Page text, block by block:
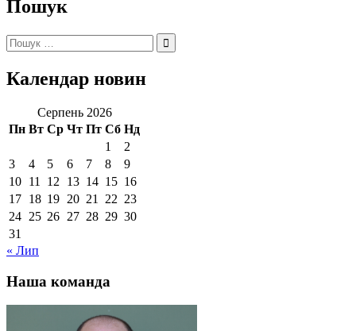
Пошук
Пошук:
Календар новин
Серпень 2026
Пн Вт Ср Чт Пт Сб Нд
1
2
3
4 5 6 7 8
9
10 11 12 13 14 15 16
17 18 19 20 21 22 23
24 25 26 27 28 29 30
31
« Лип
Наша команда